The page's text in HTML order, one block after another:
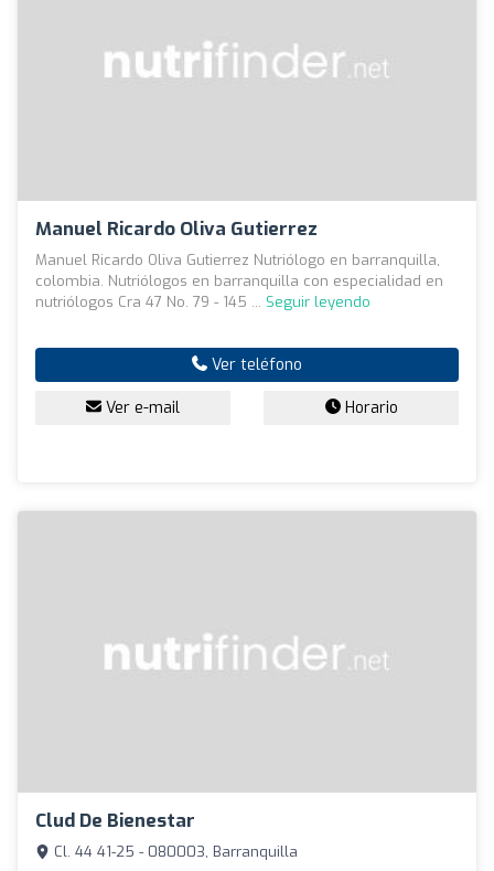
Manuel Ricardo Oliva Gutierrez
Manuel Ricardo Oliva Gutierrez Nutriólogo en barranquilla,
colombia. Nutriólogos en barranquilla con especialidad en
nutriólogos Cra 47 No. 79 - 145 ... Seguir leyendo
Ver teléfono
Ver e-mail Horario
Clud De Bienestar
Cl. 44 41-25 - 080003, Barranquilla